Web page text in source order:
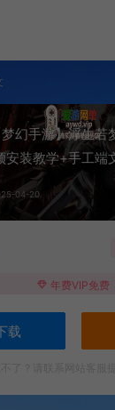
幻手游】浮生若
安装教学+手工端
04-20
年费VIP免费
载